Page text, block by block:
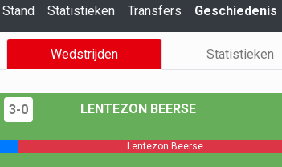
Stand Statistieken Transfers Geschiedenis
Wedstrijden Statistieken
3-0 LENTEZON BEERSE
Lentezon Beerse